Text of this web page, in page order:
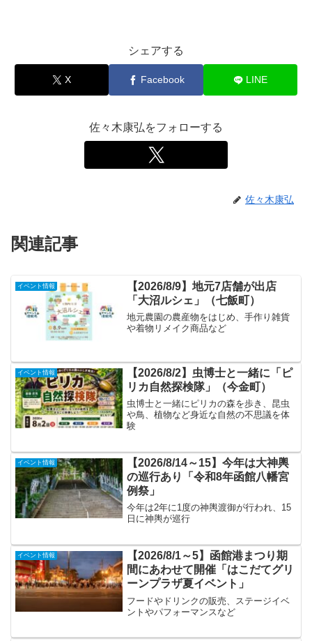
シェアする
X Facebook LINE
佐々木康弘をフォローする
佐々木康弘
関連記事
イベント情報
【2026/8/9】地元7店舗が出店
「大沼ルシェ」（七飯町）
地元農園の農産物をはじめ、手作り雑貨
や着物リメイク商品など
イベント情報
【2026/8/2】虫博士と一緒に「ピ
リカ自然探検隊」（今金町）
虫博士と一緒にピリカの森を歩き、昆虫
や鳥、植物など身近な自然の不思議を体
験
イベント情報
【2026/8/14～15】今年は大神輿
の巡行あり「令和8年函館八幡宮
例祭」
今年は2年に1度の神輿渡御が行われ、15
日に神輿が巡行
イベント情報
【2026/8/1～5】函館港まつり期
間にあわせて開催「はこだてグリ
ーンプラザ夏イベント」
フードやドリンクの販売、ステージイベ
ントやパフォーマンスなど